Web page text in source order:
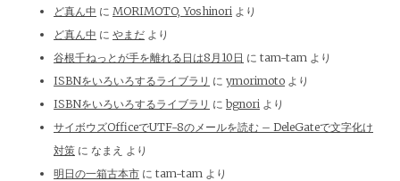
ど真ん中 に MORIMOTO, Yoshinori より
ど真ん中 に やまだ より
谷根千ねっとが手を離れる日は8月10日 に tam-tam より
ISBNをいろいろするライブラリ に ymorimoto より
ISBNをいろいろするライブラリ に bgnori より
サイボウズOfficeでUTF-8のメールを読む – DeleGateで文字化け
対策 に なまえ より
明日の一箱古本市 に tam-tam より